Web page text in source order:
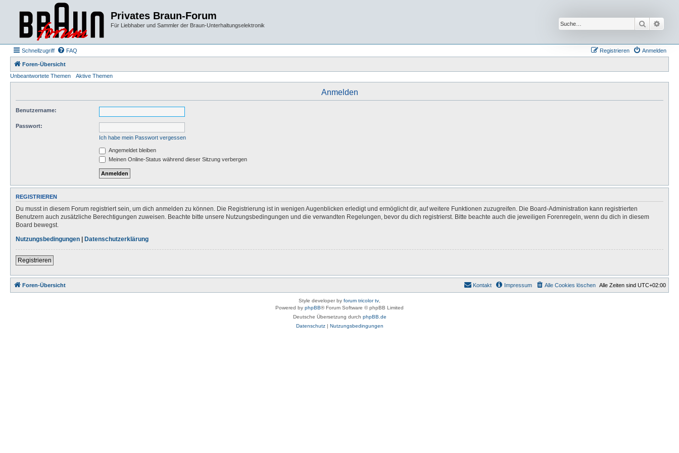
Privates Braun-Forum
Für Liebhaber und Sammler der Braun-Unterhaltungselektronik Suche
Schnellzugriff FAQ Anmelden
Registrieren
Foren-Übersicht
Unbeantwortete Themen
Aktive Themen
Anmelden
Benutzername:
Passwort:
Ich habe mein Passwort vergessen
Angemeldet bleiben
Meinen Online-Status während dieser Sitzung verbergen
REGISTRIEREN
Du musst in diesem Forum registriert sein, um dich anmelden zu können. Die Registrierung ist in wenigen Augenblicken erledigt und ermöglicht dir, auf weitere Funktionen zuzugreifen. Die Board-Administration kann registrierten
Benutzern auch zusätzliche Berechtigungen zuweisen. Beachte bitte unsere Nutzungsbedingungen und die verwandten Regelungen, bevor du dich registrierst. Bitte beachte auch die jeweiligen Forenregeln, wenn du dich in diesem
Board bewegst.
Nutzungsbedingungen | Datenschutzerklärung
Registrieren
Foren-Übersicht Alle Zeiten sind UTC+02:00
Alle Cookies löschen
Impressum
Kontakt
Style developer by forum tricolor tv
Powered by phpBB® Forum Software © phpBB Limited
Deutsche Übersetzung durch phpBB.de
Datenschutz| Nutzungsbedingungen